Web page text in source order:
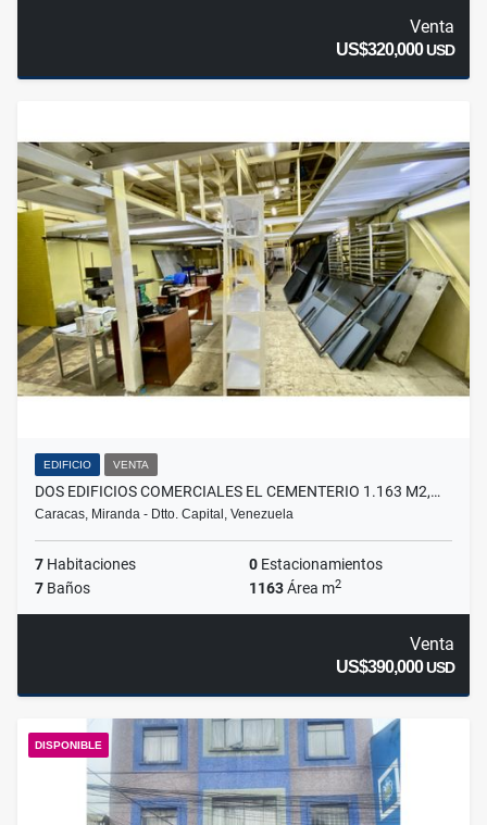
Venta
US$320,000USD
EDIFICIO VENTA
DOS EDIFICIOS COMERCIALES EL CEMENTERIO 1.163 M2,…
Caracas, Miranda - Dtto. Capital, Venezuela
7 Habitaciones 0 Estacionamientos
7 Baños 1163Área m2
Venta
US$390,000USD
DISPONIBLE